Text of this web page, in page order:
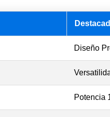
Diseño
Potencia